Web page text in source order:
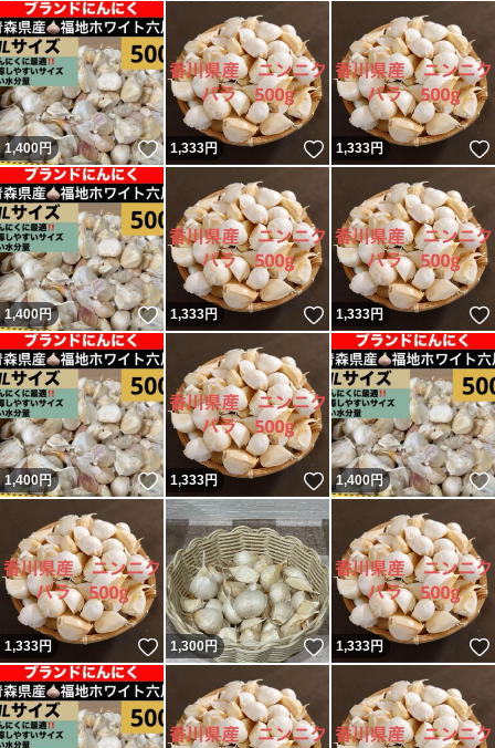
1,400円 いいね！
1,333円 いいね！
1,333円
1,400円 いいね！
1,333円 いいね！
1,333円
1,400円 いいね！
1,333円 いいね！
1,400円
1,333円 いいね！
1,300円 いいね！
1,333円